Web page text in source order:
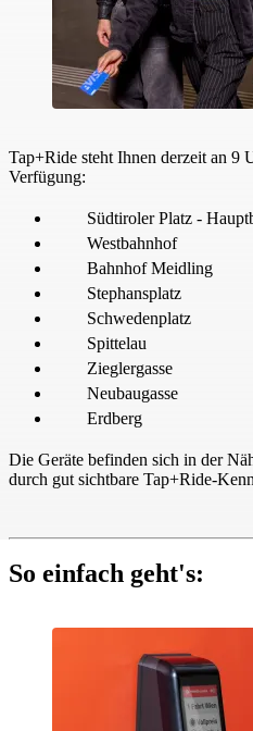
Tap+Ride steht Ihnen derzeit an 9
Verfügung:
Südtiroler Platz -
Westbahnhof
Bahnhof Meidling
Stephansplatz
Schwedenplatz
Spittelau
Zieglergasse
Neubaugasse
Erdberg
Die Geräte befinden sich in der
durch gut sichtbare Tap+Ride-
So einfach geht's: